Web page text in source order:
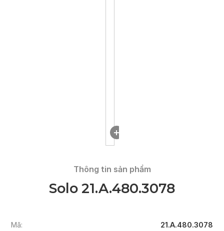
Thông tin sản phẩm
Solo 21.A.480.3078
Mã: 21.A.480.3078